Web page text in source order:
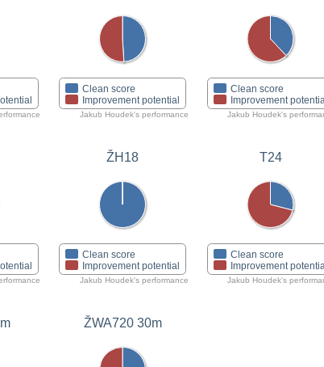
Clean score
Improvement potential
Jakub Houdek's performance
Clean score
Improvement
Jakub Houdek's
ŽH18
Clean score
Improvement potential
Jakub Houdek's performance
T24
Clean score
Improvement
Jakub Houdek's
ŽWA720 30m